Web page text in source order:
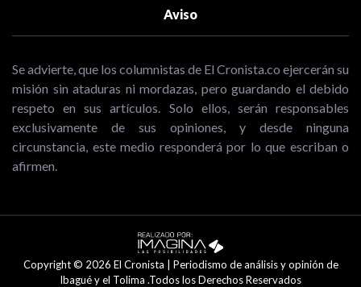
Aviso
Se advierte, que los columnistas de El Cronista.co ejercerán su
misión sin ataduras ni mordazas, pero guardando el debido
respeto en sus artículos. Solo ellos, serán responsables
exclusivamente de sus opiniones, y desde ninguna
circunstancia, este medio responderá por lo que escriban o
afirmen.
Copyright © 2026 El Cronista | Periodismo de análisis y opinión de
Ibagué y el Tolima .Todos los Derechos Reservados